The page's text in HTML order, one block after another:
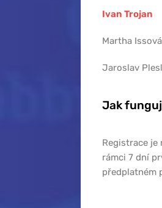
Ivan Trojan
Martha Issová
Jaroslav Plesl
Jak
Registrace je
rámci 7 dní
předplatném